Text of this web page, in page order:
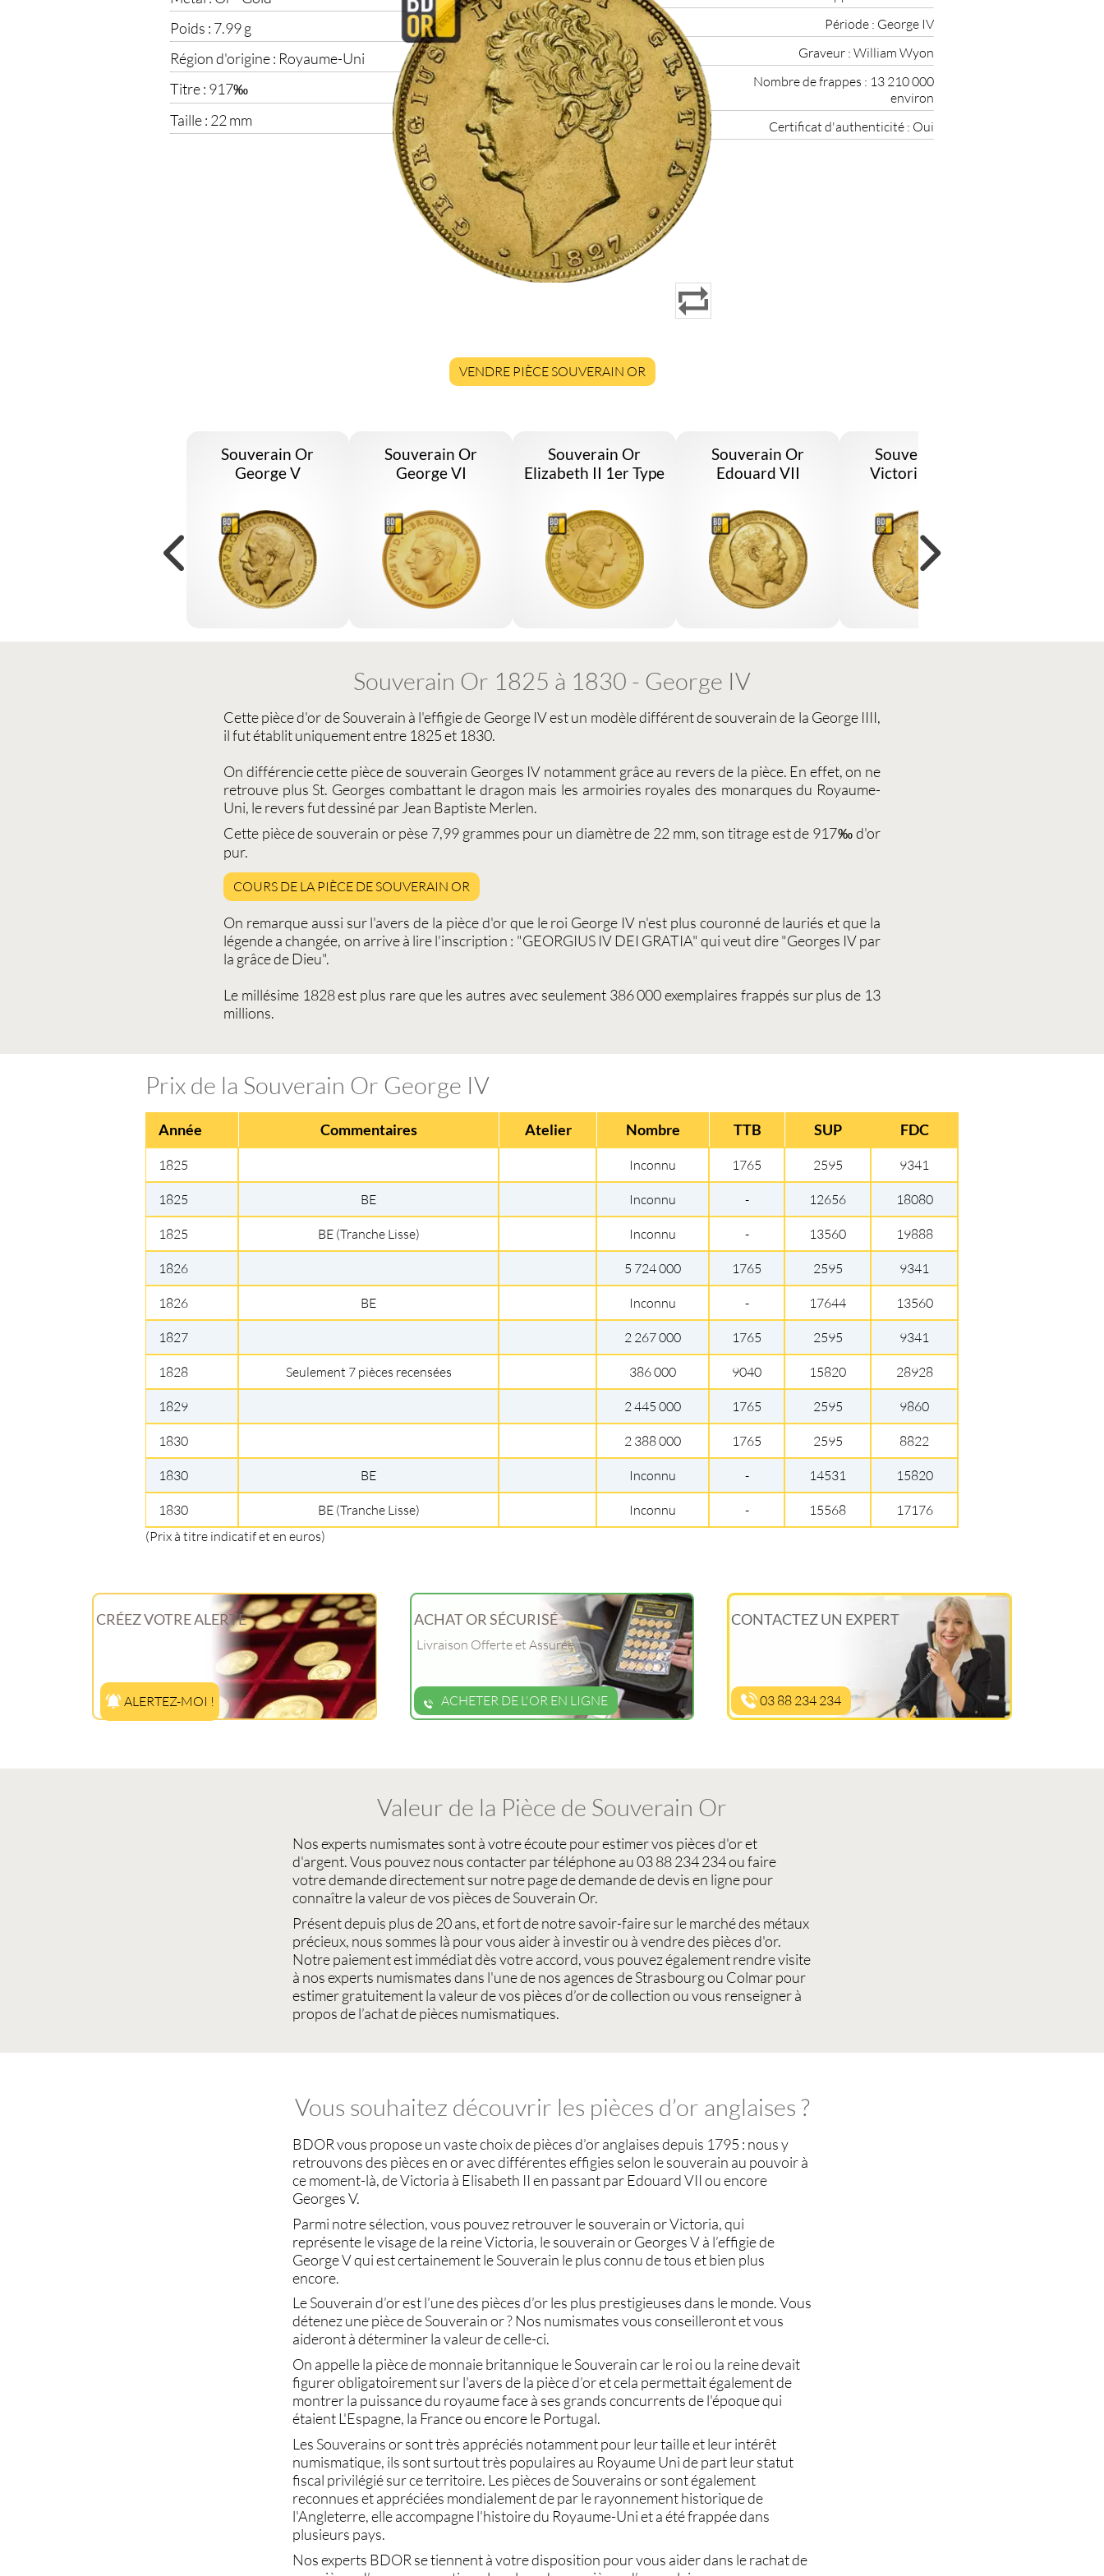
Poids : 7.99 g
Région d'origine : Royaume-Uni
Titre : 917‰
Taille : 22 mm
Période : George IV
Graveur : William Wyon
Nombre de frappes : 13 210 000
environ
Certificat d'authenticité : Oui
VENDRE PIÈCE SOUVERAIN OR
Souverain Or
George V
Souverain Or
George VI
Souverain Or
Elizabeth II 1er Type
Souverain Or
Edouard VII
Souverain Or
Victoria Veuve
Souverain Or 1825 à 1830 - George IV
Cettepièce d'or de Souverain à l'effigie de George IV est un modèle différent de souverain de la George IIII,
il fut établit uniquement entre 1825 et 1830.
On différencie cette pièce de souverain Georges IV notamment grâce au revers de la pièce. En effet, on ne
retrouve plus St. Georges combattant le dragon mais les armoiries royales des monarques du Royaume-
Uni, le revers fut dessiné par Jean Baptiste Merlen.
Cette pièce de souverain orpèse 7,99 grammes pour un diamètre de 22 mm, son titrage est de 917‰ d'or
pur.
COURS DE LA PIÈCE DE SOUVERAIN OR
On remarque aussi sur l'avers de la pièce d'orque le roi George IV n'est plus couronné de lauriés et que la
légende a changée, on arrive à lire l'inscription : "GEORGIUS IV DEI GRATIA" qui veut dire "Georges IV par
la grâce de Dieu".
Le millésime 1828 est plus rare que les autres avec seulement 386 000 exemplaires frappés sur plus de 13
millions.
Prix de la Souverain Or George IV
Année Commentaires Atelier Nombre TTB SUP FDC
1825 Inconnu 1765 2595 9341
1825 BE Inconnu - 12656 18080
1825 BE (Tranche Lisse) Inconnu - 13560 19888
1826 5 724 000 1765 2595 9341
1826 BE Inconnu - 17644 13560
1827 2 267 000 1765 2595 9341
1828 Seulement 7 pièces recensées 386 000 9040 15820 28928
1829 2 445 000 1765 2595 9860
1830 2 388 000 1765 2595 8822
1830 BE Inconnu - 14531 15820
1830 BE (Tranche Lisse) Inconnu - 15568
17176
(Prix à titre indicatif et en euros)
CRÉEZ VOTRE ALERTE
ALERTEZ-MOI !
ACHAT OR SÉCURISÉ
Livraison Offerte et Assurée
ACHETER DE L'OR EN LIGNE
CONTACTEZ UN EXPERT
03 88 234 234
Valeur de la Pièce de Souverain Or
Nos experts numismates sont à votre écoute pourestimer vos pièces d'or et
d'argent. Vous pouvez nous contacter par téléphone au 03 88 234 234 ou faire
votre demande directement sur notre page de demande de devis en ligne pour
connaître lavaleur de vos pièces de Souverain Or.
Présent depuis plus de 20 ans, et fort de notre savoir-faire sur lemarché des métaux
précieux, nous sommes là pour vous aider à investir ou àvendre des pièces d'or.
Notre paiement est immédiat dès votre accord, vous pouvez également rendre visite
à nos experts numismatesdans l'une de nos agences deStrasbourgou Colmarpour
estimer gratuitement lavaleur de vos pièces d’or de collectionou vous renseigner à
propos de l’achat de pièces numismatiques.
Vous souhaitez découvrir les pièces d’or anglaises ?
BDORvous propose un vaste choix depièces d’or anglaisesdepuis 1795 : nous y
retrouvons des pièces en oravec différentes effigies selon le souverain au pouvoir à
ce moment-là, de Victoria à Elisabeth II en passant par Edouard VII ou encore
Georges V.
Parmi notre sélection, vous pouvez retrouver lesouverain or Victoria, qui
représente le visage de la reine Victoria, lesouverain or Georges Và l’effigie de
George V qui est certainement le Souverain le plus connu de tous et bien plus
encore.
LeSouverain d’orest l’une des pièces d’orles plus prestigieuses dans le monde. Vous
détenez unepièce de Souverain or? Nos numismatesvous conseilleront et vous
aideront à déterminer la valeur de celle-ci.
On appelle la pièce de monnaie britanniqueleSouveraincar le roi ou la reine devait
figurer obligatoirement sur l'avers de la pièce d’oret cela permettait également de
montrer la puissance du royaume face à ses grands concurrents de l'époque qui
étaient L'Espagne, la France ou encore le Portugal.
Les Souverains orsont très appréciés notamment pour leur taille et leur intérêt
numismatique, ils sont surtout très populaires au Royaume Uni de part leur statut
fiscal privilégié sur ce territoire. Les pièces de Souverains orsont également
reconnues et appréciées mondialement de par le rayonnement historique de
l'Angleterre, elle accompagne l'histoire du Royaume-Uni et a été frappée dans
plusieurs pays.
Nos experts BDOR se tiennent à votre disposition pour vous aider dans lerachat de